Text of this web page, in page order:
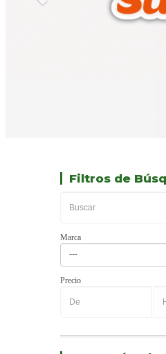
Filtros de
Marca
---
Precio